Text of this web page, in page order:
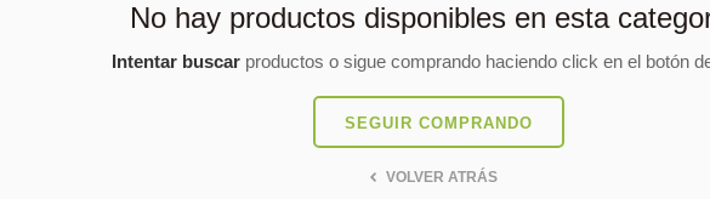
No hay productos disponibles en esta
Intentar buscarproductos o sigue comprando haciendo click en el botón
SEGUIR COMPRANDO
VOLVER ATRÁS